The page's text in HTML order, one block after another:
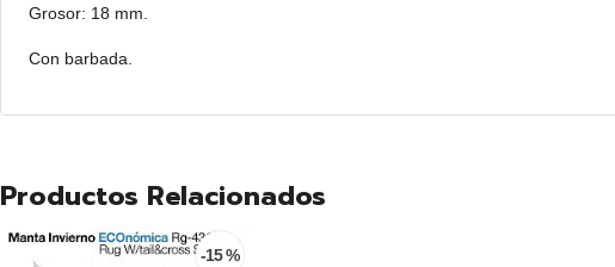
Grosor: 18 mm.
Con barbada.
Productos Relacionados
-15 %